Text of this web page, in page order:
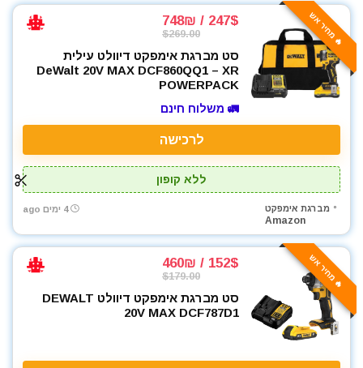
חומרי הדבקה ואיטום
חומרי ניקוי
חרמש
טרימר / ראוטר
כלי אינסטלציה
כלי שינוע ועגלות
כליבות וקלאמרות
כליבות מהירות
כליבות צינור
כליבות ריתוך
כלים ידניים
כלים לחשמלאים
כרסומים לטרימר / ראוטר
להבים ומתכלים
🔥 מחיר אש 247$ / 748₪
$269.00
סט מברגת אימפקט דיוולט עילית
DeWalt 20V MAX DCF860QQ1 – XR
POWERPACK
🚛 משלוח חינם
לרכישה
ללא קופון
מברגת אימפקט
Amazon
4 ימים ago
🔥 מחיר אש 152$ / 460₪
$179.00
סט מברגת אימפקט דיוולט DEWALT
20V MAX DCF787D1